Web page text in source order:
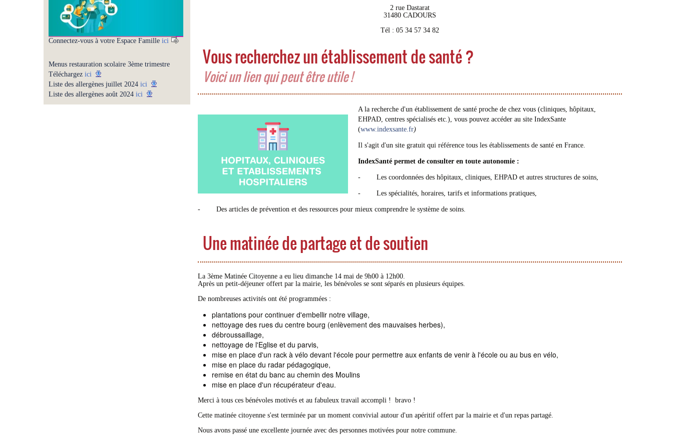
2 rue Dastarat
31480 CADOURS
Tél : 05 34 57 34 82
Vous recherchez un établissement de santé ?
Voici un lien qui peut être utile !
A la recherche d'un établissement de santé proche de chez vous (cliniques, hôpitaux,
EHPAD, centres spécialisés etc.), vous pouvez accéder au site IndexSante
(www.indexsante.fr)
Il s'agit d'un site gratuit qui référence tous les établissements de santé en France.
IndexSanté permet de consulter en toute autonomie :
- Les coordonnées des hôpitaux, cliniques, EHPAD et autres structures de soins,
- Les spécialités, horaires, tarifs et informations pratiques,
- Des articles de prévention et des ressources pour mieux comprendre le système de soins.
Une matinée de partage et de soutien
La 3ème Matinée Citoyenne a eu lieu dimanche 14 mai de 9h00 à 12h00.
Après un petit-déjeuner offert par la mairie, les bénévoles se sont séparés en plusieurs équipes.
De nombreuses activités ont été programmées :
plantations pour continuer d'embellir notre village,
nettoyage des rues du centre bourg (enlèvement des mauvaises herbes),
débroussaillage,
nettoyage de l'Eglise et du parvis,
mise en place d'un rack à vélo devant l'école pour permettre aux enfants de venir à l'école ou au bus en vélo,
mise en place du radar pédagogique,
remise en état du banc au chemin des Moulins
mise en place d'un récupérateur d'eau.
Merci à tous ces bénévoles motivés et au fabuleux travail accompli ! bravo !
Cette matinée citoyenne s'est terminée par un moment convivial autour d'un apéritif offert par la mairie et d'un repas partagé.
Nous avons passé une excellente journée avec des personnes motivées pour notre commune.
Connectez-vous à votre Espace Famille ici
Menus restauration scolaire 3ème trimestre
Téléchargez ici
Liste des allergènes juillet 2024 ici
Liste des allergènes août 2024 ici